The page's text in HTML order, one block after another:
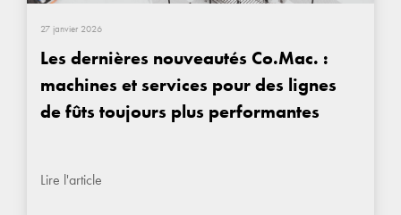
27 janvier 2026
Les dernières nouveautés Co.Mac. :
machines et services pour des lignes
de fûts toujours plus performantes
Lire l'article